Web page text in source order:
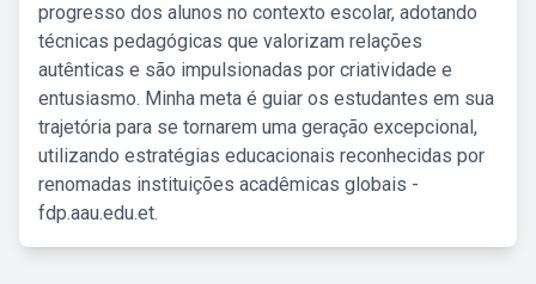
progresso dos alunos no contexto escolar, adotando
técnicas pedagógicas que valorizam relações
autênticas e são impulsionadas por criatividade e
entusiasmo. Minha meta é guiar os estudantes em sua
trajetória para se tornarem uma geração excepcional,
utilizando estratégias educacionais reconhecidas por
renomadas instituições acadêmicas globais -
fdp.aau.edu.et.